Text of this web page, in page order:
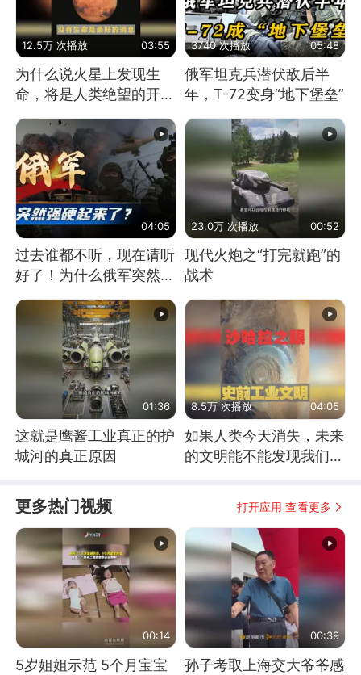
12.5万 次播放 03:55
为什么说火星上发现生
命，将是人类绝望的开
始？
3740 次播放 05:48
俄军坦克兵潜伏敌后半
年，T-72变身“地下堡垒”
04:05
过去谁都不听，现在请听
好了！为什么俄军突然强
23.0万 次播放 00:52
现代火炮之“打完就跑”的
战术
01:36
这就是鹰酱工业真正的护
城河的真正原因
8.5万 次播放 04:05
如果人类今天消失，未来
的文明能不能发现我们存
更多热门视频 打开应用 查看更多
00:14
5岁姐姐示范 5个月宝宝
00:39
孙子考取上海交大爷爷感